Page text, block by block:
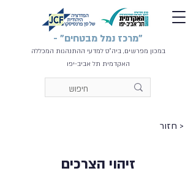
"מרכז נמל מבטחים" -
במכון מפרשים, ביה"ס למדעי ההתנהגות המכללה
האקדמית תל אביב-יפו
< חזור
זיהוי הצרכים